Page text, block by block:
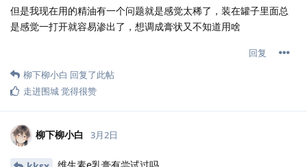
但是我现在用的精油有一个问题就是感觉太稀了，装在罐子里面总
是感觉一打开就容易渗出了，想调成膏状又不知道用啥
回复
柳下柳小白 回复了此帖
走进围城觉得很赞
柳下柳小白 3月2日